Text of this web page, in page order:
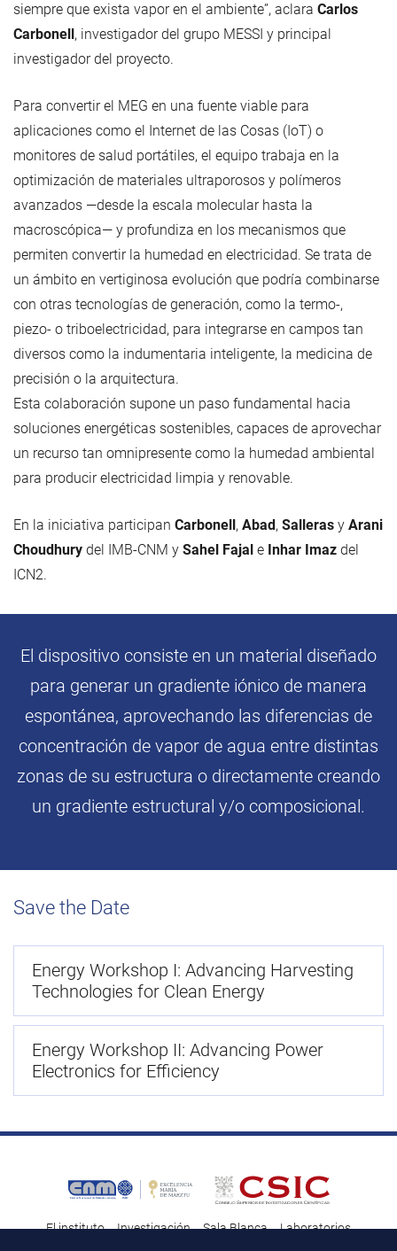
siempre que exista vapor en el ambiente”, aclara Carlos
Carbonell, investigador del grupo MESSI y principal
investigador del proyecto.
Para convertir el MEG en una fuente viable para
aplicaciones como el Internet de las Cosas (IoT) o
monitores de salud portátiles, el equipo trabaja en la
optimización de materiales ultraporosos y polímeros
avanzados —desde la escala molecular hasta la
macroscópica— y profundiza en los mecanismos que
permiten convertir la humedad en electricidad. Se trata de
un ámbito en vertiginosa evolución que podría combinarse
con otras tecnologías de generación, como la termo-,
piezo- o triboelectricidad, para integrarse en campos tan
diversos como la indumentaria inteligente, la medicina de
precisión o la arquitectura.
Esta colaboración supone un paso fundamental hacia
soluciones energéticas sostenibles, capaces de aprovechar
un recurso tan omnipresente como la humedad ambiental
para producir electricidad limpia y renovable.
En la iniciativa participan Carbonell, Abad, Salleras y Arani
Choudhury del IMB-CNM y Sahel Fajal e Inhar Imaz del
ICN2.
El dispositivo consiste en un material diseñado
para generar un gradiente iónico de manera
espontánea, aprovechando las diferencias de
concentración de vapor de agua entre distintas
zonas de su estructura o directamente creando
un gradiente estructural y/o composicional.
Save the Date
Energy Workshop I: Advancing Harvesting
Technologies for Clean Energy
Energy Workshop II: Advancing Power
Electronics for Efficiency
El instituto Investigación Sala Blanca
Laboratorios